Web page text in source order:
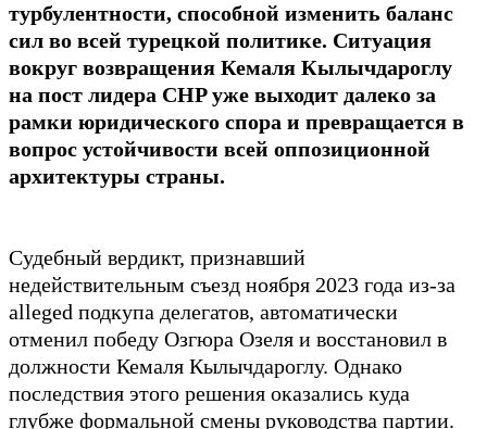
турбулентности, способной изменить баланс
сил во всей турецкой политике. Ситуация
вокруг возвращения Кемаля Кылычдароглу
на пост лидера CHP уже выходит далеко за
рамки юридического спора и превращается в
вопрос устойчивости всей оппозиционной
архитектуры страны.
Судебный вердикт, признавший
недействительным съезд ноября 2023 года из-за
alleged подкупа делегатов, автоматически
отменил победу Озгюра Озеля и восстановил в
должности Кемаля Кылычдароглу. Однако
последствия этого решения оказались куда
глубже формальной смены руководства партии.